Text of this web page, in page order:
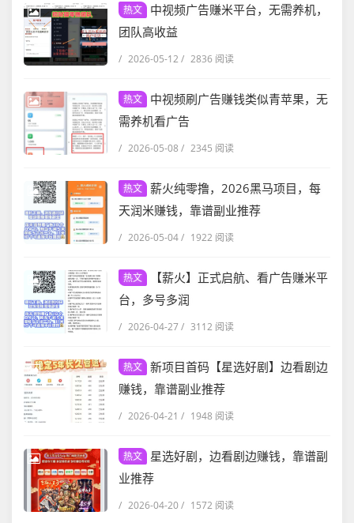
热文
中视频广告赚米平台，无需养机，
团队高收益
/ 2026-05-12 / 2836 阅读
热文
中视频刷广告赚钱类似青苹果，无
需养机看广告
/ 2026-05-08 / 2345 阅读
热文 薪火纯零撸，2026黑马项目，每
天润米赚钱，靠谱副业推荐
/ 2026-05-04/ 1922 阅读
热文
【薪火】正式启航、看广告赚米平
台，多号多润
/ 2026-04-27/ 3112 阅读
热文 新项目首码【星选好剧】边看剧边
赚钱，靠谱副业推荐
/ 2026-04-21 / 1948 阅读
热文
星选好剧，边看剧边赚钱，靠谱副
业推荐
/ 2026-04-20/ 1572 阅读